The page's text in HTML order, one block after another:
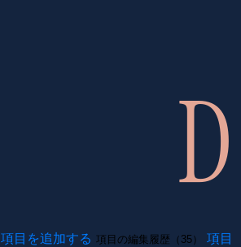
項目を追加する 項目の編集履歴（35）
項目